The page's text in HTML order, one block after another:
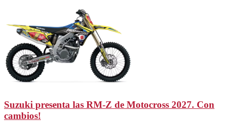
Suzuki presenta las RM-Z de Motocross 2027. Con
cambios!